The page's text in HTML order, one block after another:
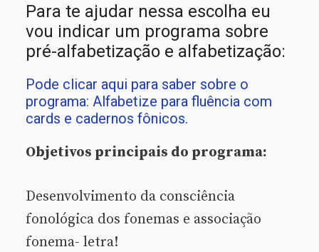
Para te ajudar nessa escolha eu
vou indicar um programa sobre
pré-alfabetização e alfabetização:
Pode clicar aqui para saber sobre o
programa: Alfabetize para fluência com
cards e cadernos fônicos.
Objetivos principais do programa:
Desenvolvimento da consciência
fonológica dos fonemas e associação
fonema- letra!